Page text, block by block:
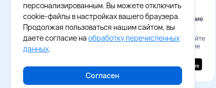
Официальное приложение
Восток - Запад
Наведите камеру и скачайте
бесплатное приложение
персонализированным. Вы можете отключить
cookie-файлы в настройках вашего браузера.
Продолжая пользоваться нашим сайтом, вы
даете согласие на обработку перечисленных
данных.
Согласен